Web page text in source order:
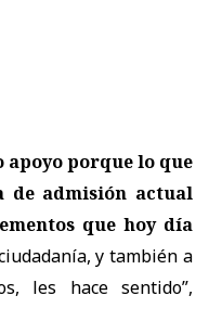
porque lo que
de admisión actual
que hoy día
y también a
les hace sentido”,